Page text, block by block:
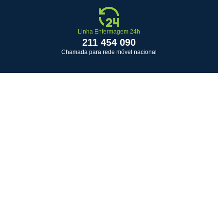
Linha Enfermagem 24h
211 454 090
Chamada para rede móvel nacional